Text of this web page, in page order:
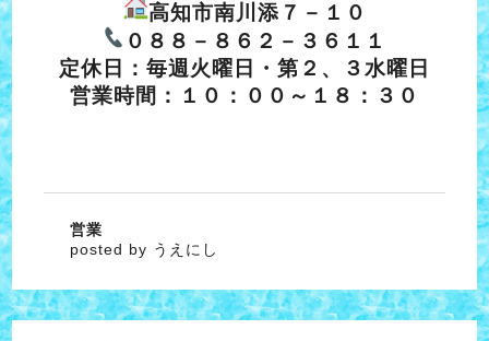
高知市南川添７－１０
０８８－８６２－３６１１
定休日：毎週火曜日・第２、３水曜日
営業時間：１０：００～１８：３０
営業
posted by うえにし